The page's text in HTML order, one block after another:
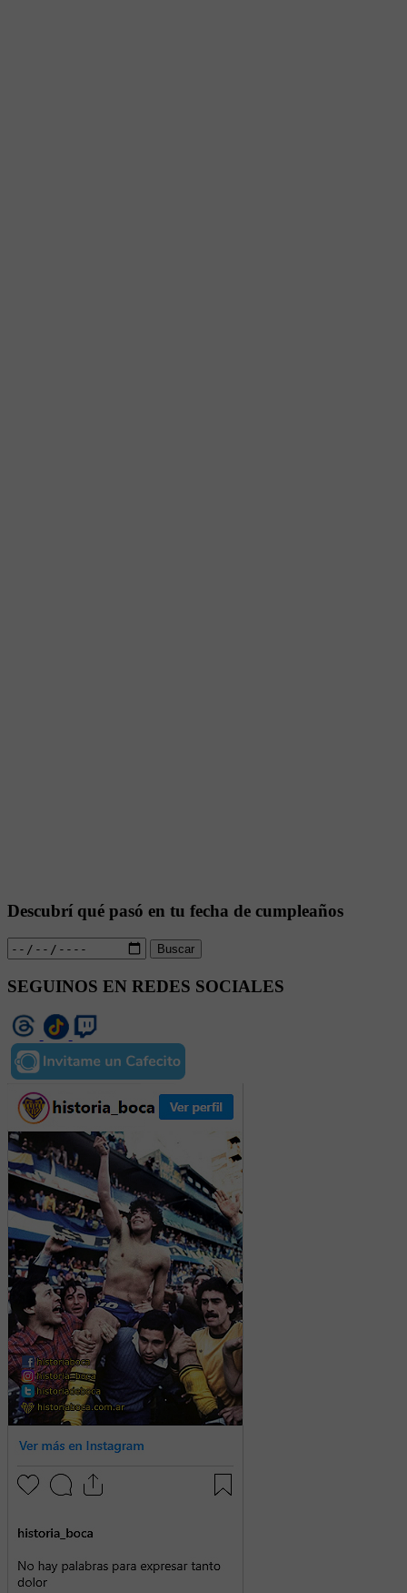
Descubrí qué pasó en tu fecha de cumpleaños
Buscar
SEGUINOS EN REDES SOCIALES